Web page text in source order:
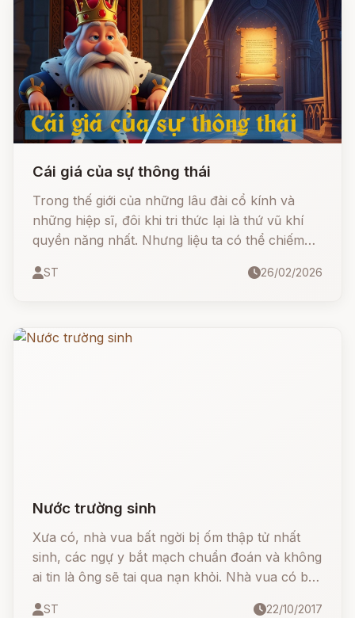
Cái giá của sự thông thái
Trong thế giới của những lâu đài cổ kính và
những hiệp sĩ, đôi khi tri thức lại là thứ vũ khí
quyền năng nhất. Nhưng liệu ta có thể chiếm
nghe câu chuyện sau đây...
ST 26/02/2026
Nước trường sinh
Xưa có, nhà vua bất ngời bị ốm thập tử nhất
sinh, các ngự y bắt mạch chuẩn đoán và không
ai tin là ông sẽ tai qua nạn khỏi. Nhà vua có ba
ST 22/10/2017